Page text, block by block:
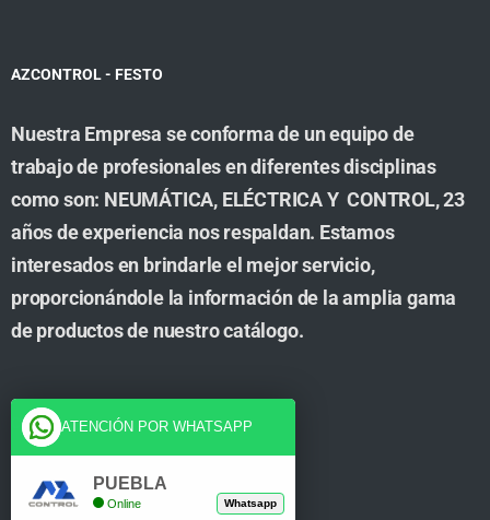
AZCONTROL - FESTO
Nuestra Empresa se conforma de un equipo de
trabajo de profesionales en diferentes disciplinas
como son: NEUMÁTICA, ELÉCTRICA Y CONTROL, 23
años de experiencia nos respaldan. Estamos
interesados en brindarle el mejor servicio,
proporcionándole la información de la amplia gama
de productos de nuestro catálogo.
Cuenta
Tienda
ATENCIÓN POR WHATSAPP
PUEBLA
Online Whatsapp